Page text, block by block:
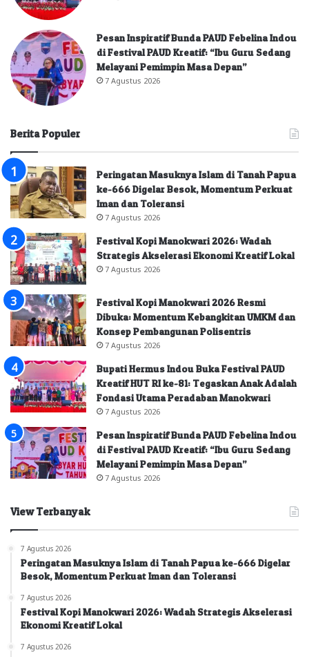
Pesan Inspiratif Bunda PAUD Febelina Indou
di Festival PAUD Kreatif: “Ibu Guru Sedang
Melayani Pemimpin Masa Depan”
7 Agustus 2026
Berita Populer
Peringatan Masuknya Islam di Tanah Papua
ke-666 Digelar Besok, Momentum Perkuat
Iman dan Toleransi
7 Agustus 2026
Festival Kopi Manokwari 2026: Wadah
Strategis Akselerasi Ekonomi Kreatif Lokal
7 Agustus 2026
Festival Kopi Manokwari 2026 Resmi
Dibuka: Momentum Kebangkitan UMKM dan
Konsep Pembangunan Polisentris
7 Agustus 2026
Bupati Hermus Indou Buka Festival PAUD
Kreatif HUT RI ke-81: Tegaskan Anak Adalah
Fondasi Utama Peradaban Manokwari
7 Agustus 2026
Pesan Inspiratif Bunda PAUD Febelina Indou
di Festival PAUD Kreatif: “Ibu Guru Sedang
Melayani Pemimpin Masa Depan”
7 Agustus 2026
View Terbanyak
7 Agustus 2026
Peringatan Masuknya Islam di Tanah Papua ke-666 Digelar
Besok, Momentum Perkuat Iman dan Toleransi
7 Agustus 2026
Festival Kopi Manokwari 2026: Wadah Strategis Akselerasi
Ekonomi Kreatif Lokal
7 Agustus 2026